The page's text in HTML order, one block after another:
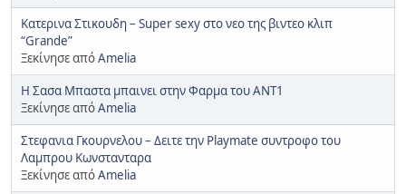
Κατερινα Στικουδη – Super sexy στο νεο της βιντεο κλιπ
“Grande”
Ξεκίνησε απόAmelia
H Σασα Μπαστα μπαινει στην Φαρμα του ΑΝΤ1
Ξεκίνησε απόAmelia
Στεφανια Γκουρνελου – Δειτε την Playmate συντροφο του
Λαμπρου Κωνστανταρα
Ξεκίνησε απόAmelia